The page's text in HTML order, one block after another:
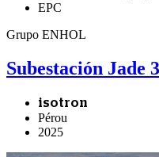
EPC
Grupo ENHOL
Subestación Jade
isotron
Pérou
2025